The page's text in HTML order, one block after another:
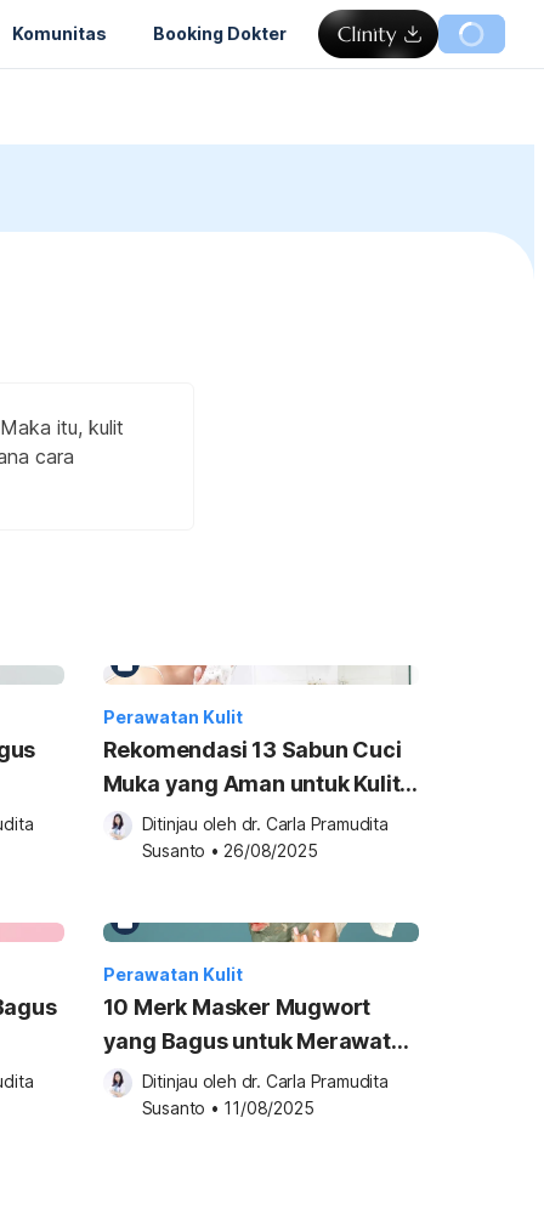
Komunitas Booking Dokter
itu, kulit
cara
Perawatan Kulit
Rekomendasi 13 Sabun Cuci
Muka yang Aman untuk Kulit
Sensitif
Ditinjau oleh dr. Carla Pramudita
Susanto • 26/08/2025
Perawatan Kulit
10 Merk Masker Mugwort
yang Bagus untuk Merawat
WajahDitinjau oleh dr. Carla Pramudita
Susanto • 11/08/2025